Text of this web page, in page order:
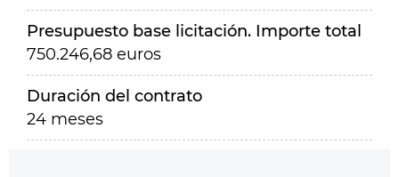
Presupuesto base licitación. Importe total
750.246,68 euros
Duración del contrato
24 meses